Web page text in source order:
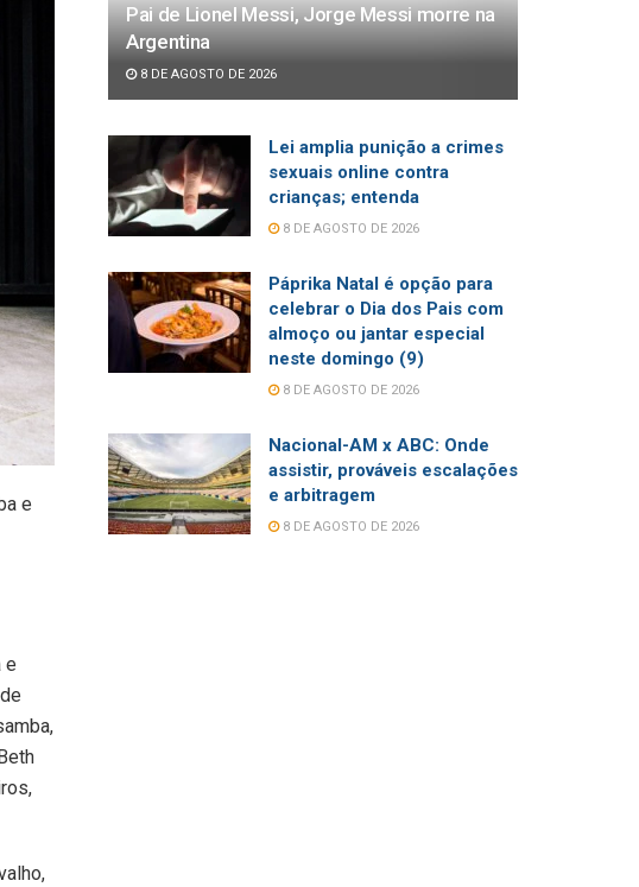
e
e
Pai de Lionel Messi, Jorge Messi morre na
Argentina
8 DE AGOSTO DE 2026
Lei amplia punição a crimes
sexuais online contra
crianças; entenda
8 DE AGOSTO DE 2026
Páprika Natal é opção para
celebrar o Dia dos Pais com
almoço ou jantar especial
neste domingo (9)
8 DE AGOSTO DE 2026
Nacional-AM x ABC: Onde
assistir, prováveis escalações
e arbitragem
8 DE AGOSTO DE 2026